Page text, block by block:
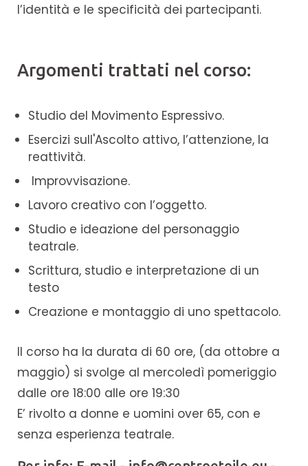
l’identità e le specificità dei partecipanti.
Argomenti trattati nel corso:
Studio del Movimento Espressivo.
Esercizi sull'Ascolto attivo, l’attenzione, la
reattività.
Improvvisazione.
Lavoro creativo con l’oggetto.
Studio e ideazione del personaggio
teatrale.
Scrittura, studio e interpretazione di un
testo
Creazione e montaggio di uno spettacolo.
Il corso ha la durata di 60 ore, (da ottobre a
maggio) si svolge al mercoledì pomeriggio
dalle ore 18:00 alle ore 19:30
E’ rivolto a donne e uomini over 65, con e
senza esperienza teatrale.